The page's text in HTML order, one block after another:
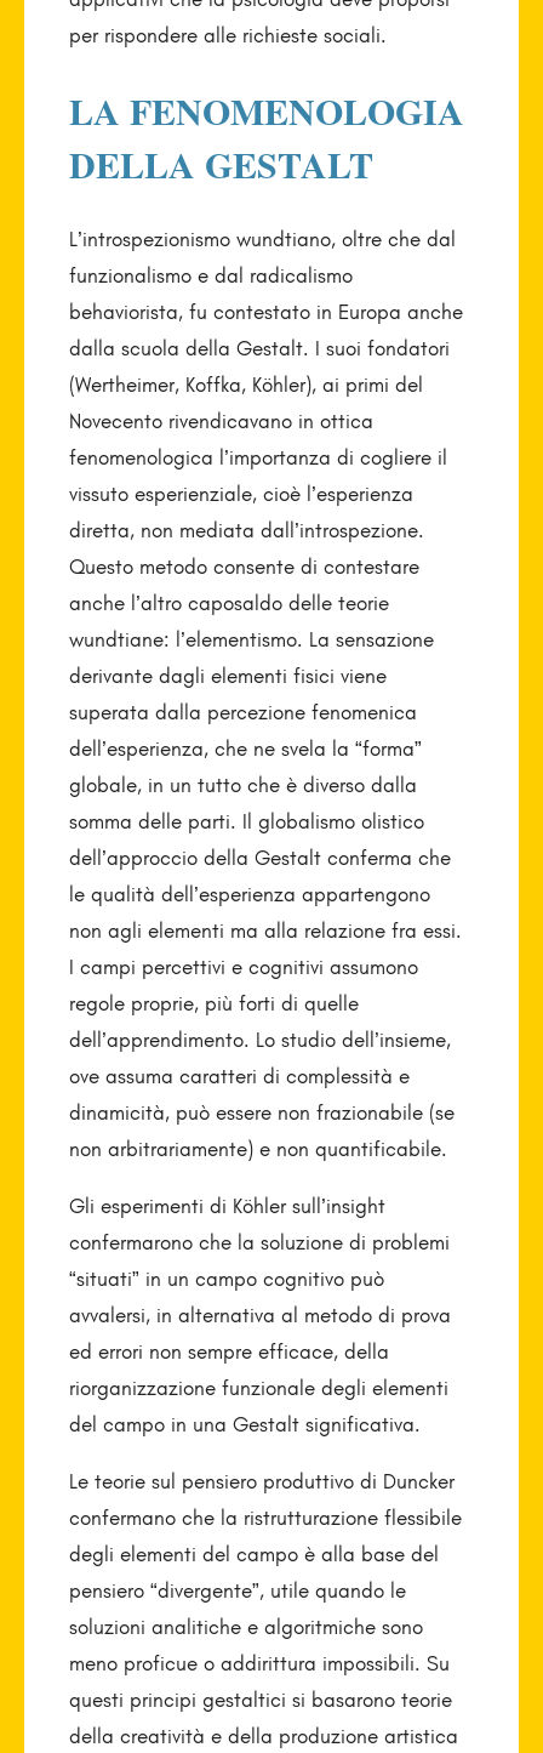
per rispondere alle richieste sociali.
LA FENOMENOLOGIA
DELLA GESTALT
L’introspezionismo wundtiano, oltre che dal
funzionalismo e dal radicalismo
behaviorista, fu contestato in Europa anche
dalla scuola della Gestalt. I suoi fondatori
(Wertheimer, Koffka, Köhler), ai primi del
Novecento rivendicavano in ottica
fenomenologica l’importanza di cogliere il
vissuto esperienziale, cioè l’esperienza
diretta, non mediata dall’introspezione.
Questo metodo consente di contestare
anche l’altro caposaldo delle teorie
wundtiane: l’elementismo. La sensazione
derivante dagli elementi fisici viene
superata dalla percezione fenomenica
dell’esperienza, che ne svela la “forma”
globale, in un tutto che è diverso dalla
somma delle parti. Il globalismo olistico
dell’approccio della Gestalt conferma che
le qualità dell’esperienza appartengono
non agli elementi ma alla relazione fra essi.
I campi percettivi e cognitivi assumono
regole proprie, più forti di quelle
dell’apprendimento. Lo studio dell’insieme,
ove assuma caratteri di complessità e
dinamicità, può essere non frazionabile (se
non arbitrariamente) e non quantificabile.
Gli esperimenti di Köhler sull’insight
confermarono che la soluzione di problemi
“situati” in un campo cognitivo può
avvalersi, in alternativa al metodo di prova
ed errori non sempre efficace, della
riorganizzazione funzionale degli elementi
del campo in una Gestalt significativa.
Le teorie sul pensiero produttivo di Duncker
confermano che la ristrutturazione flessibile
degli elementi del campo è alla base del
pensiero “divergente”, utile quando le
soluzioni analitiche e algoritmiche sono
meno proficue o addirittura impossibili. Su
questi principi gestaltici si basarono teorie
della creatività e della produzione artistica